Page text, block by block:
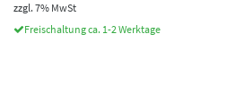
zzgl. 7% MwSt
Freischaltung ca. 1-2 Werktage